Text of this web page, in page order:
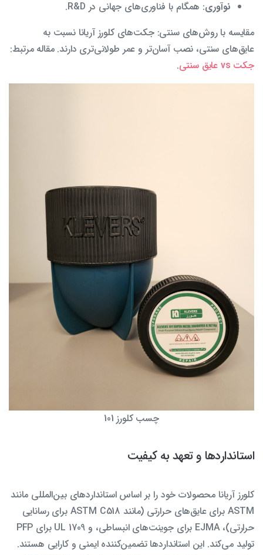
نوآوری: همگام با فناوری‌های جهانی در R&D.
مقایسه با روش‌های سنتی: جکت‌های کلورز آریانا نسبت به
عایق‌های سنتی، نصب آسان‌تر و عمر طولانی‌تری دارند. مقاله مرتبط:
جکت vs عایق سنتی
.
چسب کلورز 101
استانداردها و تعهد به کیفیت
کلورز آریانا محصولات خود را بر اساس استانداردهای بین‌المللی مانند
ASTM برای عایق‌های حرارتی (مانند ASTM C518 برای رسانایی
حرارتی)، EJMA برای جوینت‌های انبساطی، و UL 1709 برای PFP
تولید می‌کند. این استانداردها تضمین‌کننده ایمنی و کارایی هستند.